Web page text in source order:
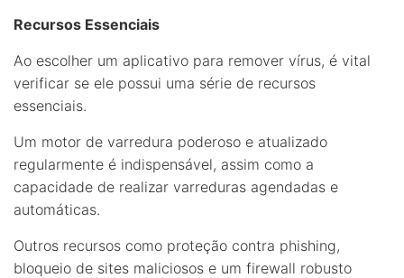
Recursos Essenciais
Ao escolher um aplicativo para remover vírus, é vital
verificar se ele possui uma série de recursos
essenciais.
Um motor de varredura poderoso e atualizado
regularmente é indispensável, assim como a
capacidade de realizar varreduras agendadas e
automáticas.
Outros recursos como proteção contra phishing,
bloqueio de sites maliciosos e um firewall robusto